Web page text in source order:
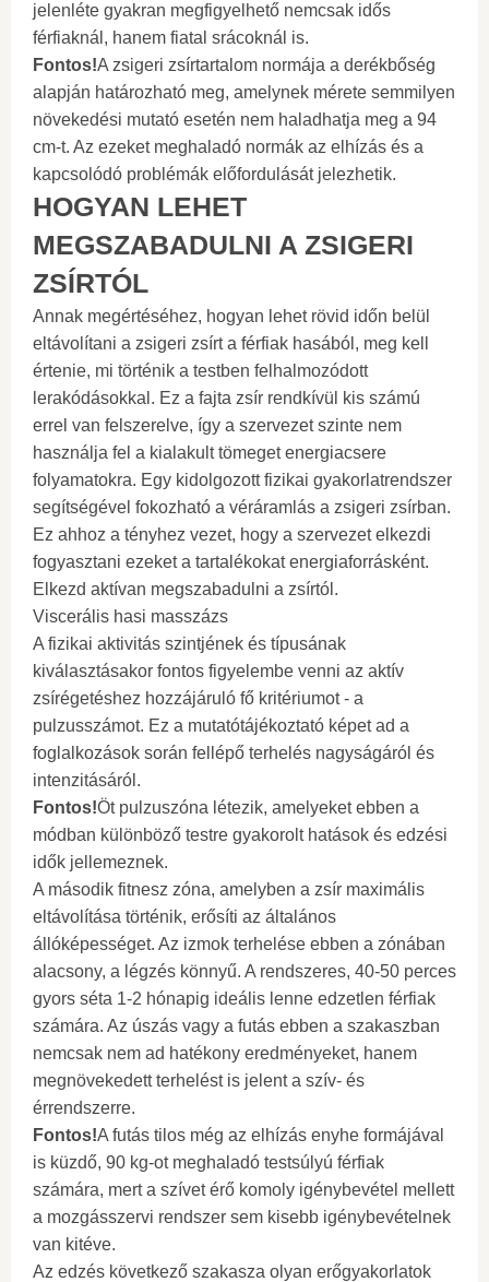
jelenléte gyakran megfigyelhető nemcsak idős
férfiaknál, hanem fiatal srácoknál is.
Fontos!A zsigeri zsírtartalom normája a derékbőség
alapján határozható meg, amelynek mérete semmilyen
növekedési mutató esetén nem haladhatja meg a 94
cm-t. Az ezeket meghaladó normák az elhízás és a
kapcsolódó problémák előfordulását jelezhetik.
HOGYAN LEHET
MEGSZABADULNI A ZSIGERI
ZSÍRTÓL
Annak megértéséhez, hogyan lehet rövid időn belül
eltávolítani a zsigeri zsírt a férfiak hasából, meg kell
értenie, mi történik a testben felhalmozódott
lerakódásokkal. Ez a fajta zsír rendkívül kis számú
errel van felszerelve, így a szervezet szinte nem
használja fel a kialakult tömeget energiacsere
folyamatokra. Egy kidolgozott fizikai gyakorlatrendszer
segítségével fokozható a véráramlás a zsigeri zsírban.
Ez ahhoz a tényhez vezet, hogy a szervezet elkezdi
fogyasztani ezeket a tartalékokat energiaforrásként.
Elkezd aktívan megszabadulni a zsírtól.
Viscerális hasi masszázs
A fizikai aktivitás szintjének és típusának
kiválasztásakor fontos figyelembe venni az aktív
zsírégetéshez hozzájáruló fő kritériumot - a
pulzusszámot. Ez a mutatótájékoztató képet ad a
foglalkozások során fellépő terhelés nagyságáról és
intenzitásáról.
Fontos!Öt pulzuszóna létezik, amelyeket ebben a
módban különböző testre gyakorolt ​​hatások és edzési
idők jellemeznek.
A második fitnesz zóna, amelyben a zsír maximális
eltávolítása történik, erősíti az általános
állóképességet. Az izmok terhelése ebben a zónában
alacsony, a légzés könnyű. A rendszeres, 40-50 perces
gyors séta 1-2 hónapig ideális lenne edzetlen férfiak
számára. Az úszás vagy a futás ebben a szakaszban
nemcsak nem ad hatékony eredményeket, hanem
megnövekedett terhelést is jelent a szív- és
érrendszerre.
Fontos!A futás tilos még az elhízás enyhe formájával
is küzdő, 90 kg-ot meghaladó testsúlyú férfiak
számára, mert a szívet érő komoly igénybevétel mellett
a mozgásszervi rendszer sem kisebb igénybevételnek
van kitéve.
Az edzés következő szakasza olyan erőgyakorlatok